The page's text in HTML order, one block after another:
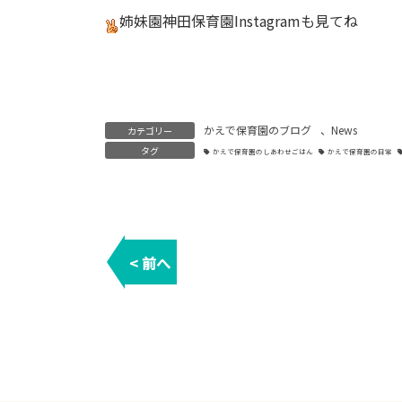
姉妹園神田保育園Instagramも見てね
カテゴリー かえで保育園のブログ 、 News
タグ かえで保育園のしあわせごはん かえで保育園の日常
< 前へ